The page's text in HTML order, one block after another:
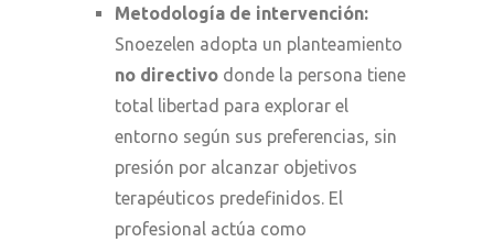
Metodología de intervención:
Snoezelen adopta un planteamiento
no directivo donde la persona tiene
total libertad para explorar el
entorno según sus preferencias, sin
presión por alcanzar objetivos
terapéuticos predefinidos. El
profesional actúa como